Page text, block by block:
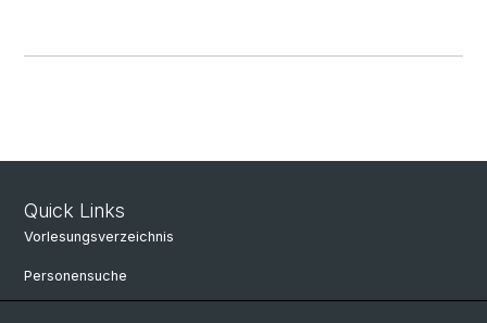
Quick Links
Vorlesungsverzeichnis
Personensuche